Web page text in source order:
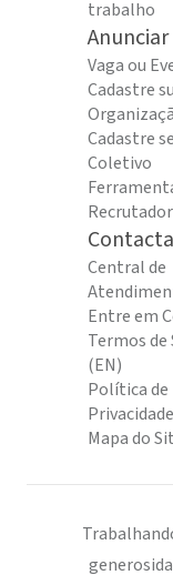
trabalho
Anunciar
Vaga ou
Cadastre
Cadastre
Coletivo
Central de
Entre em
Termos de
(EN)
Política de
Mapa do